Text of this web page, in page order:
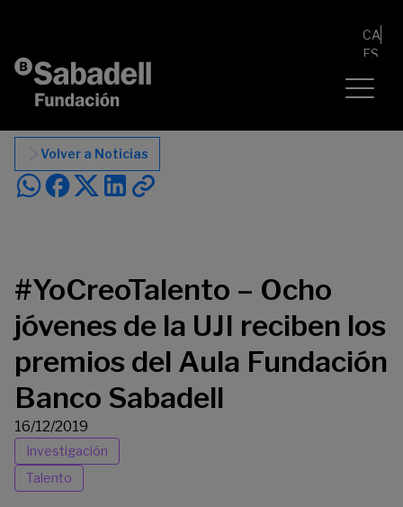
CA
ES
Volver a Noticias
#YoCreoTalento – Ocho
jóvenes de la UJI reciben los
premios del Aula Fundación
Banco Sabadell
16/12/2019
Investigación
Talento